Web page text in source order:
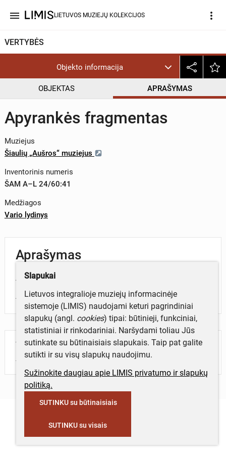
menu LIETUVOS MUZIEJŲ KOLEKCIJOS more_vert
VERTYBĖS
Objekto informacija
OBJEKTAS APRAŠYMAS
Apyrankės fragmentas
Muziejus
Šiaulių „Aušros“ muziejus
Inventorinis numeris
ŠAM A–L 24/60:41
Medžiagos
Vario lydinys
Aprašymas
Apyrankės lankelis pusiau apskrito skerspjūvio.
Atsitiktinai rasta Šukioniuose (Pakruojo r.) iki 1935 m.
Turite daugiau informacijos apie objektą?
Parašykite mums!
Slapukai
Lietuvos integralioje muziejų informacinėje
sistemoje (LIMIS) naudojami keturi pagrindiniai
slapukų (angl. cookies) tipai: būtinieji, funkciniai,
statistiniai ir rinkodariniai. Naršydami toliau Jūs
sutinkate su būtinaisiais slapukais. Taip pat galite
sutikti ir su visų slapukų naudojimu.
Sužinokite daugiau apie LIMIS privatumo ir slapukų
politiką.
SUTINKU su būtinaisiais
SUTINKU su visais